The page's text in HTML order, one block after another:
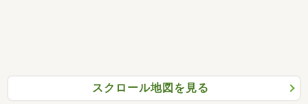
スクロール地図を見る